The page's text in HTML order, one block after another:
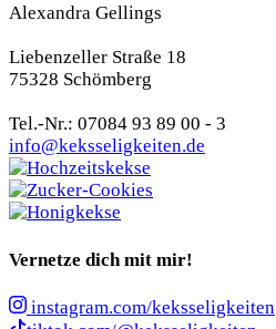
Alexandra Gellings
Liebenzeller Straße 18
75328 Schömberg
Tel.-Nr.: 07084 93 89 00 - 3
info@keksseligkeiten.de
Vernetze dich mit mir!
instagram.com/keksseligkeiten